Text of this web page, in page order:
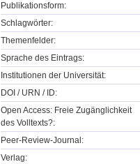
Publikationsform:
Schlagwörter:
Themenfelder:
Sprache des Eintrags:
Institutionen der Universität:
DOI / URN / ID:
Open Access: Freie Zugänglichkeit
des Volltexts?:
Peer-Review-Journal:
Verlag: